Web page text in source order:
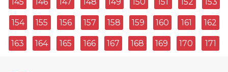
Thành Phố Thủ Đức Đi Bảo Lâm
Nghệ An Đi Thanh Pho Sapa
145 146 147 148 149 150 151 152 153
154 155 156 157 158 159 160 161 162
163 164 165 166 167 168 169 170 171